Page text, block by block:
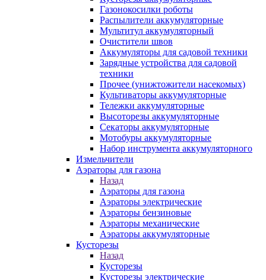
Газонокосилки роботы
Распылители аккумуляторные
Мультитул аккумуляторный
Очистители швов
Аккумуляторы для садовой техники
Зарядные устройства для садовой
техники
Прочее (унижтожители насекомых)
Культиваторы аккумуляторные
Тележки аккумуляторные
Высоторезы аккумуляторные
Секаторы аккумуляторные
Мотобуры аккумуляторные
Набор инструмента аккумуляторного
Измельчители
Аэраторы для газона
Назад
Аэраторы для газона
Аэраторы электрические
Аэраторы бензиновые
Аэраторы механические
Аэраторы аккумуляторные
Кусторезы
Назад
Кусторезы
Кусторезы электрические